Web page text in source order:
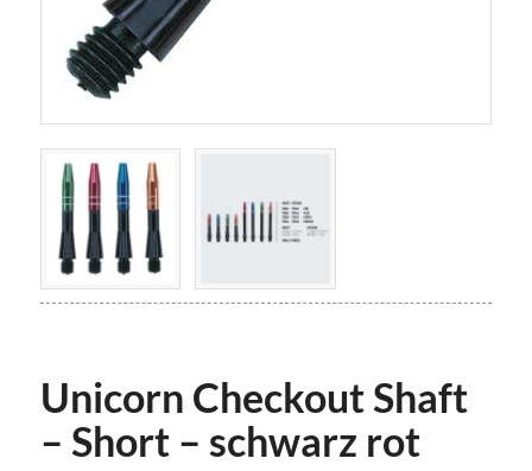
Unicorn Checkout Shaft
– Short – schwarz rot